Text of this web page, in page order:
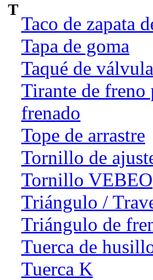
T
Taco de zapata
Tapa de goma
Taqué de válvula
Tirante de freno
frenado
Tope de arrastre
Tornillo de
Tornillo VEBEO
Triángulo /
Triángulo de
Tuerca de
Tuerca K